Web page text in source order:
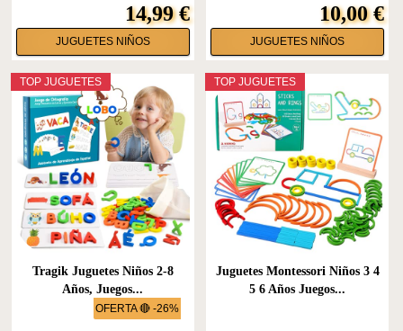
14,99 €
JUGUETES NIÑOS
10,00 €
JUGUETES NIÑOS
OFERTA 🔴 -26%
TOP JUGUETES
Tragik Juguetes Niños 2-8
Años, Juegos...
TOP JUGUETES
Juguetes Montessori Niños 3 4
5 6 Años Juegos...